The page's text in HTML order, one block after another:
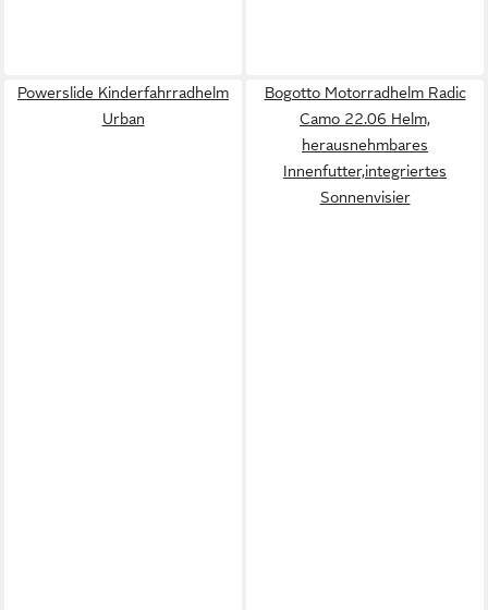
Powerslide Kinderfahrradhelm
Urban
Bogotto Motorradhelm Radic
Camo 22.06 Helm,
herausnehmbares
Innenfutter,integriertes
Sonnenvisier